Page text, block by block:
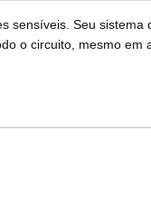
sensíveis. Seu sistema
o circuito, mesmo em